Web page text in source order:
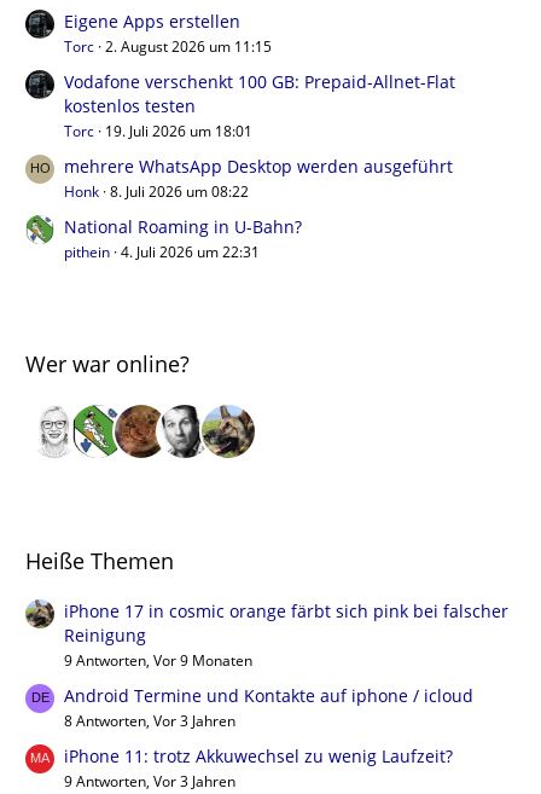
Eigene Apps erstellen
Torc 2. August 2026 um 11:15
Vodafone verschenkt 100 GB: Prepaid-Allnet-Flat
kostenlos testen
Torc 19. Juli 2026 um 18:01
mehrere WhatsApp Desktop werden ausgeführt
Honk 8. Juli 2026 um 08:22
National Roaming in U-Bahn?
pithein 4. Juli 2026 um 22:31
Wer war online?
Heiße Themen
iPhone 17 in cosmic orange färbt sich pink bei falscher
Reinigung
9 Antworten, Vor 9 Monaten
Android Termine und Kontakte auf iphone / icloud
8 Antworten, Vor 3 Jahren
iPhone 11: trotz Akkuwechsel zu wenig Laufzeit?
9 Antworten, Vor 3 Jahren